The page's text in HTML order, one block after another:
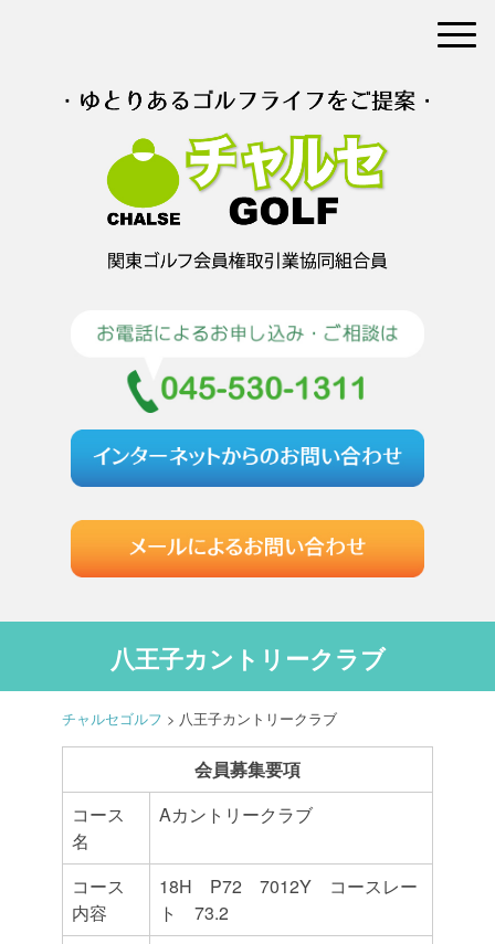
八王子カントリークラブ
チャルセゴルフ > 八王子カントリークラブ
会員募集要項
コース
名
Aカントリークラブ
コース
内容
18H P72 7012Y コースレー
ト 73.2